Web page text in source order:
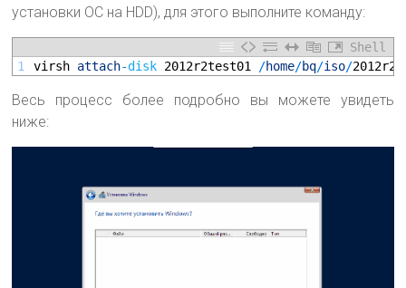
установки ОС на HDD), для этого выполните команду:
Shell
1
virsh attach-disk 2012r2test01 /home/bq/iso/
Весь процесс более подробно вы можете увидеть
ниже: